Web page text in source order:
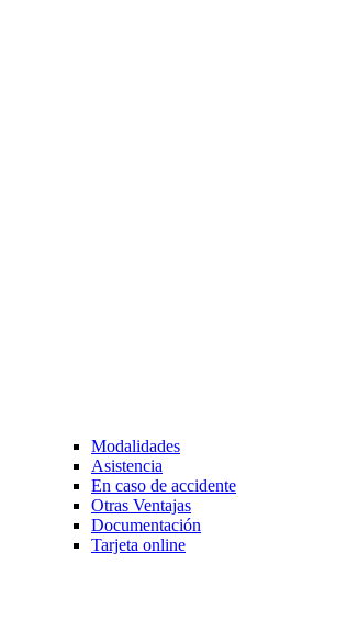
Modalidades
Asistencia
En caso de accidente
Otras Ventajas
Documentación
Tarjeta online